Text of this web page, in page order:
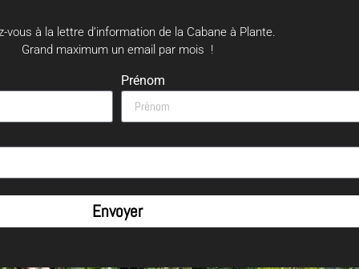
vous à la lettre d’information de la Cabane à Plante.
Grand maximum un email par mois !
Prénom
Envoyer